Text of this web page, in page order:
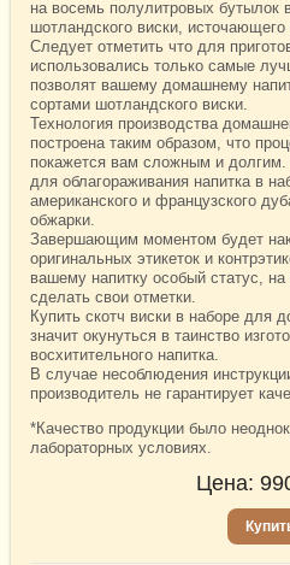
на восемь полулитровых бутылок
шотландского виски,
Следует отметить что для
использовались только самые
позволят вашему домашнему
сортами шотландского виски.
Технология производства
построена таким образом, что
покажется вам сложным и
для облагораживания напитка в
американского и французского
обжарки.
Завершающим моментом будет
оригинальных этикеток и
вашему напитку особый статус,
сделать свои отметки.
Купить скотч виски в наборе для
значит окунуться в таинство
восхитительного напитка.
В случае несоблюдения
производитель не гарантирует
*Качество продукции было
лабораторных условиях.
Цена: